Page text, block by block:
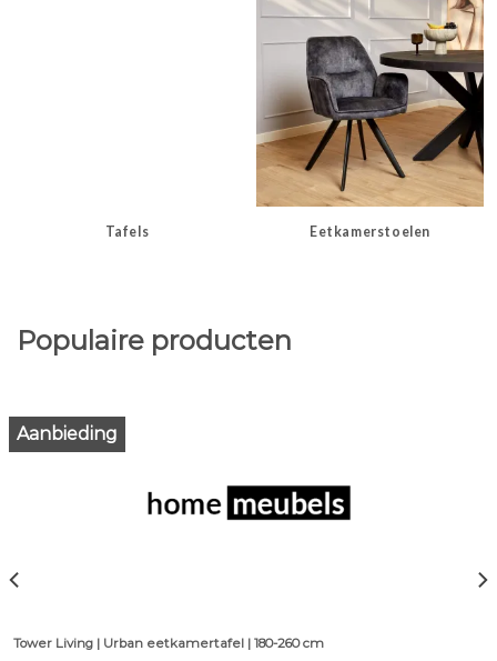
Tafels Eetkamerstoelen
Populaire producten
Aanbieding
Tower Living | Urban eetkamertafel | 180-260 cm